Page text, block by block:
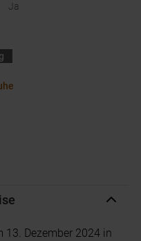
Ja
13. Dezember 2024 in